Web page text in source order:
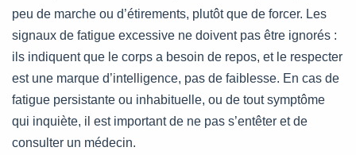
peu de marche ou d’étirements, plutôt que de forcer. Les
signaux de fatigue excessive ne doivent pas être ignorés :
ils indiquent que le corps a besoin de repos, et le respecter
est une marque d’intelligence, pas de faiblesse. En cas de
fatigue persistante ou inhabituelle, ou de tout symptôme
qui inquiète, il est important de ne pas s’entêter et de
consulter un médecin.